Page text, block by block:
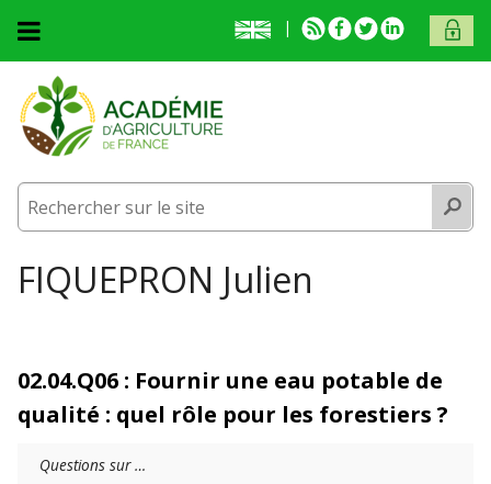
L'académie
Activités
Membres
Publications
Contact et venue
English
presentation
RSSFacebook
TwitterLinkedinACCÈS
Accueil
Activités
Prix et médailles
Fonds documentaire
Contact et venue
Vous êtes ici
FIQUEPRON Julien
02.04.Q06 : Fournir une eau potable de
qualité : quel rôle pour les forestiers ?
Questions sur …